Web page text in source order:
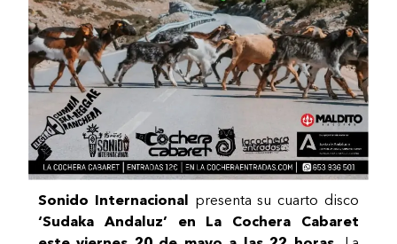
Sonido Internacional presenta su cuarto disco
‘Sudaka Andaluz’ en La Cochera Cabaret